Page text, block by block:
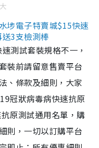
埗電子特賣城$15快速
3支檢測棒
測試套裝規格不一，
裝前請留意售賣平台
、條款及細則，大家
冠狀病毒病快速抗原
原測試通用名單，購
則，一切以訂購平台